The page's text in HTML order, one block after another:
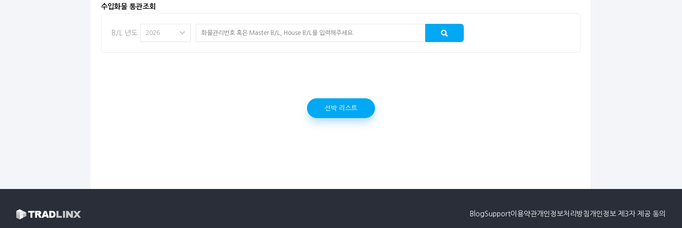
수입화물 통관조회
B/L 년도 2026
선박 리스트
BlogSupport이용약관개인정보처리방침 개인정보 제3자 제공 동의